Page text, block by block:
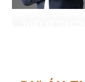
lựa chọn từ các gia đình